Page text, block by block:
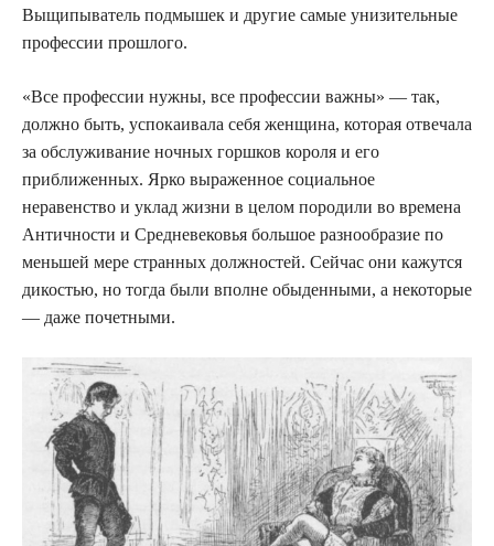
Выщипыватель подмышек и другие самые унизительные
профессии прошлого.
«Все профессии нужны, все профессии важны» — так,
должно быть, успокаивала себя женщина, которая отвечала
за обслуживание ночных горшков короля и его
приближенных. Ярко выраженное социальное
неравенство и уклад жизни в целом породили во времена
Античности и Средневековья большое разнообразие по
меньшей мере странных должностей. Сейчас они кажутся
дикостью, но тогда были вполне обыденными, а некоторые
— даже почетными.